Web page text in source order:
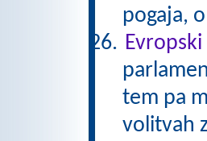
pogaja,
tem pa
volitvah